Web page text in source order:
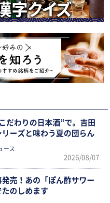
だわりの日本酒”で。吉田
ーズと味わう夏の団らん
ース
2026/08/07
売！あの「ぽん酢サワー
のしめます